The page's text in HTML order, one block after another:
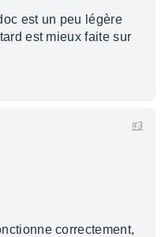
est un peu légère
est mieux faite sur
#3
correctement,